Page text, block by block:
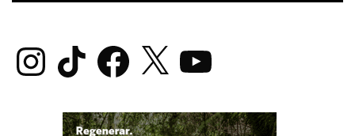
InstagramTikTok Facebook
X YouTube